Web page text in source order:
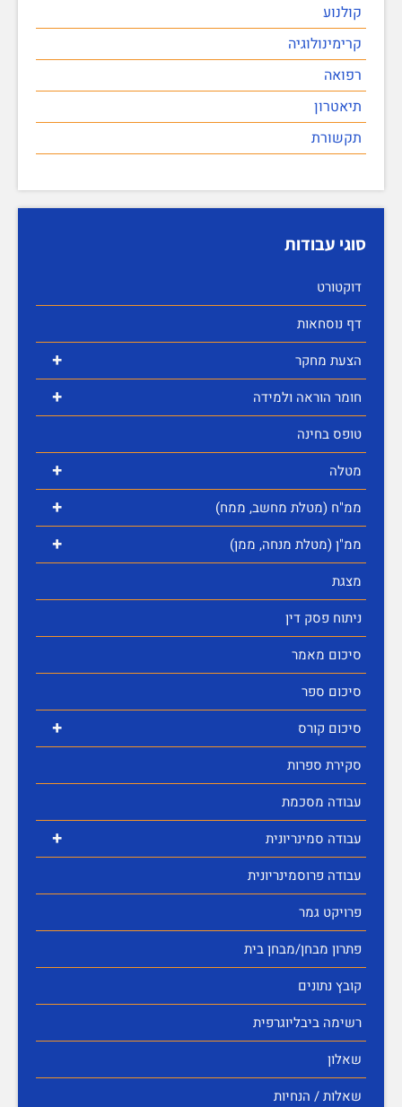
קולנוע
קרימינולוגיה
רפואה
תיאטרון
תקשורת
סוגי עבודות
דוקטורט
דף נוסחאות
+ הצעת מחקר
+
חומר הוראה ולמידה
טופס בחינה
+ מטלה
+ ממ"ח (מטלת מחשב, ממח)
+
ממ"ן (מטלת מנחה, ממן)
מצגת
ניתוח פסק דין
סיכום מאמר
סיכום ספר
+
סיכום קורס
סקירת ספרות
עבודה מסכמת
+
עבודה סמינריונית
עבודה פרוסמינריונית
פרויקט גמר
פתרון מבחן/מבחן בית
קובץ נתונים
רשימה ביבליוגרפית
שאלון
שאלות / הנחיות